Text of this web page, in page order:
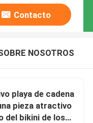
Contacto
NOSOTROS
playa de cadena
pieza atractivo
del bikini de los